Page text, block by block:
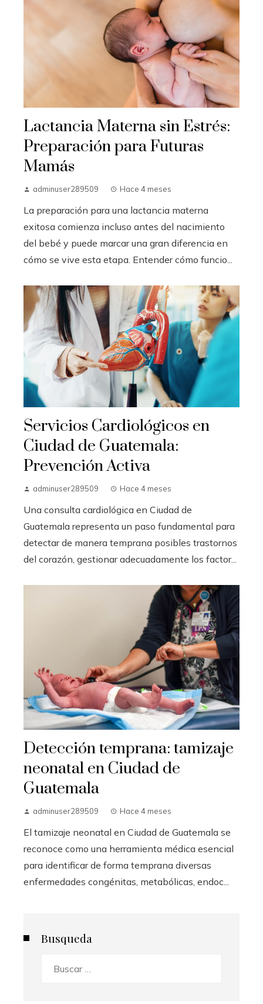
Lactancia Materna sin Estrés:
Preparación para Futuras
Mamás
adminuser289509 Hace 4 meses
La preparación para una lactancia materna
exitosa comienza incluso antes del nacimiento
del bebé y puede marcar una gran diferencia en
cómo se vive esta etapa. Entender cómo funcio...
Servicios Cardiológicos en
Ciudad de Guatemala:
Prevención Activa
adminuser289509 Hace 4 meses
Una consulta cardiológica en Ciudad de
Guatemala representa un paso fundamental para
detectar de manera temprana posibles trastornos
del corazón, gestionar adecuadamente los factor...
Detección temprana: tamizaje
neonatal en Ciudad de
Guatemala
adminuser289509 Hace 4 meses
El tamizaje neonatal en Ciudad de Guatemala se
reconoce como una herramienta médica esencial
para identificar de forma temprana diversas
enfermedades congénitas, metabólicas, endoc...
Busqueda